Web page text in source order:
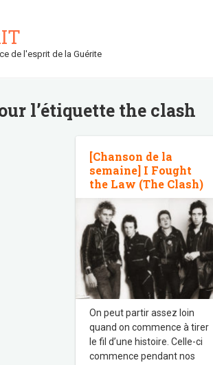
de l'esprit de la Guérite
l’étiquette the clash
[Chanson de la
semaine] I Fought
the Law (The Clash)
On peut partir assez loin
quand on commence à tirer
le fil d’une histoire. Celle-ci
commence pendant nos